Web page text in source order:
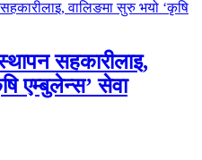
सहकारीलाइ,
एम्बुलेन्स’ सेवा